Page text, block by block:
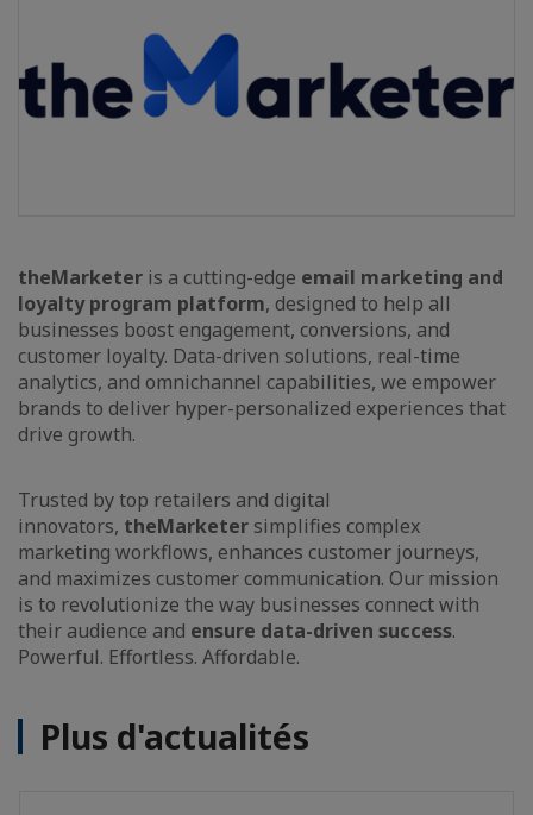
theMarketer is a cutting-edge email marketing and
loyalty program platform, designed to help all
businesses boost engagement, conversions, and
customer loyalty. Data-driven solutions, real-time
analytics, and omnichannel capabilities, we empower
brands to deliver hyper-personalized experiences that
drive growth.
Trusted by top retailers and digital
innovators, theMarketer simplifies complex
marketing workflows, enhances customer journeys,
and maximizes customer communication. Our mission
is to revolutionize the way businesses connect with
their audience and ensure data-driven success.
Powerful. Effortless. Affordable.
Plus d'actualités